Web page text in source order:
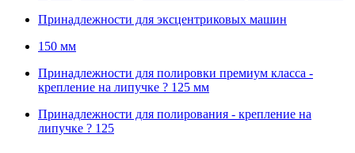
Принадлежности для эксцентриковых машин
150 мм
Принадлежности для полировки премиум класса -
крепление на липучке ? 125 мм
Принадлежности для полирования - крепление на
липучке ? 125